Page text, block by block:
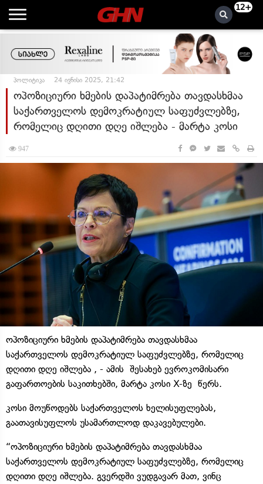
12+
პოლიტიკა 24 ივნისი 2025, 21:42
ოპოზიციური ხმების დაპატიმრება თავდასხმაა
საქართველოს დემოკრატიულ საფუძვლებზე,
რომელიც დღითი დღე იშლება - მარტა კოსი
947
ოპოზიციური ხმების დაპატიმრება თავდასხმაა
საქართველოს დემოკრატიულ საფუძვლებზე, რომელიც
დღითი დღე იშლება , - ამის შესახებ ევროკომისარი
გაფართოების საკითხებში, მარტა კოსი X-ზე წერს.
კოსი მოუწოდებს საქართველოს ხელისუფლებას,
გაათავისუფლოს უსამართლოდ დაკავებულები.
“ოპოზიციური ხმების დაპატიმრება თავდასხმაა
საქართველოს დემოკრატიულ საფუძვლებზე, რომელიც
დღითი დღე იშლება. გვერდში ვუდგავარ მათ, ვინც